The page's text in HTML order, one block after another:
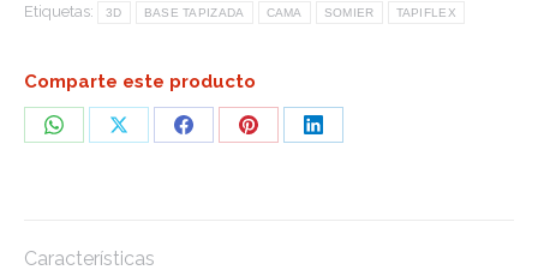
Etiquetas:
3D BASE TAPIZADA CAMA SOMIER TAPIFLEX
Comparte este producto
Share
Share
Share
Share
Share
Características